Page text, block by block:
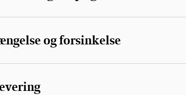
og forsinkelse